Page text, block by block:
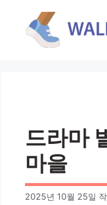
드라마
마을
2025년 10월 25일